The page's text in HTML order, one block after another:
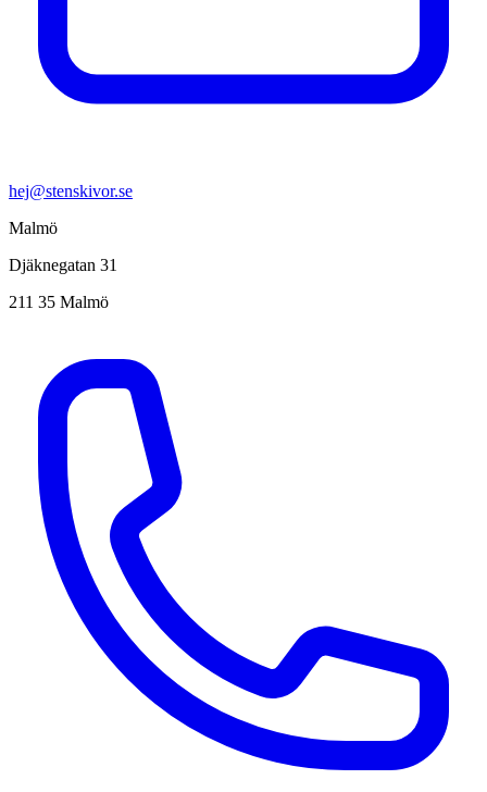
hej@stenskivor.se
Malmö
Djäknegatan 31
211 35 Malmö